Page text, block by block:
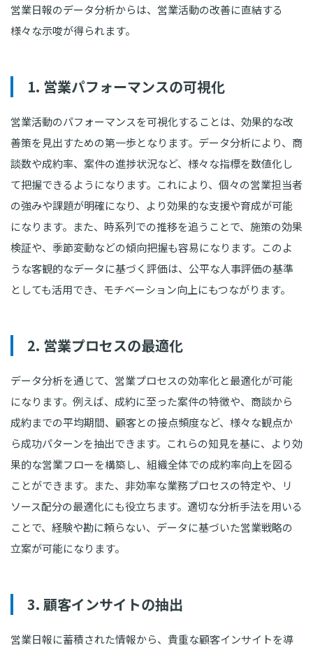
営業日報のデータ分析からは、営業活動の改善に直結する
様々な示唆が得られます。
1. 営業パフォーマンスの可視化
営業活動のパフォーマンスを可視化することは、効果的な改
善策を見出すための第一歩となります。データ分析により、商
談数や成約率、案件の進捗状況など、様々な指標を数値化し
て把握できるようになります。これにより、個々の営業担当者
の強みや課題が明確になり、より効果的な支援や育成が可能
になります。また、時系列での推移を追うことで、施策の効果
検証や、季節変動などの傾向把握も容易になります。このよ
うな客観的なデータに基づく評価は、公平な人事評価の基準
としても活用でき、モチベーション向上にもつながります。
2. 営業プロセスの最適化
データ分析を通じて、営業プロセスの効率化と最適化が可能
になります。例えば、成約に至った案件の特徴や、商談から
成約までの平均期間、顧客との接点頻度など、様々な観点か
ら成功パターンを抽出できます。これらの知見を基に、より効
果的な営業フローを構築し、組織全体での成約率向上を図る
ことができます。また、非効率な業務プロセスの特定や、リ
ソース配分の最適化にも役立ちます。適切な分析手法を用いる
ことで、経験や勘に頼らない、データに基づいた営業戦略の
立案が可能になります。
3. 顧客インサイトの抽出
営業日報に蓄積された情報から、貴重な顧客インサイトを導